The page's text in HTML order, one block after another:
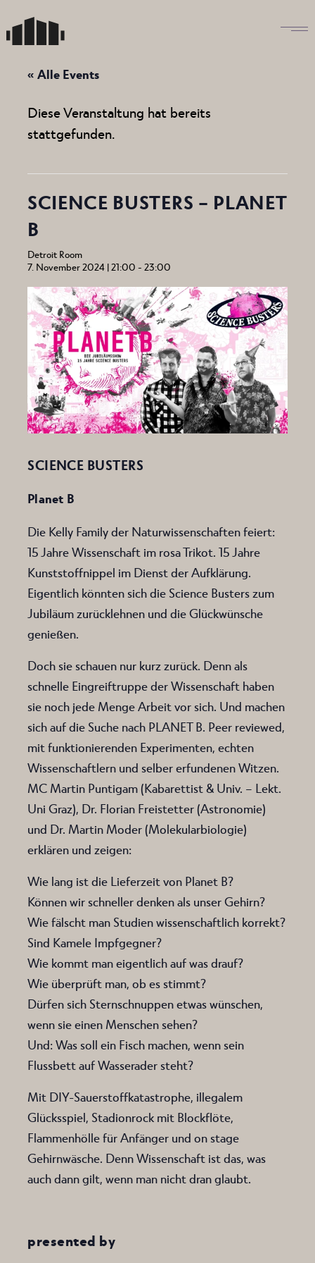
to
the
« Alle Events
Diese Veranstaltung hat bereits
stattgefunden.
SCIENCE BUSTERS – PLANET
B
Detroit Room
7. November 2024 | 21:00 -23:00
SCIENCE BUSTERS
Planet B
Die Kelly Family der Naturwissenschaften feiert:
15 Jahre Wissenschaft im rosa Trikot. 15 Jahre
Kunststoffnippel im Dienst der Aufklärung.
Eigentlich könnten sich die Science Busters zum
Jubiläum zurücklehnen und die Glückwünsche
genießen.
Doch sie schauen nur kurz zurück. Denn als
schnelle Eingreiftruppe der Wissenschaft haben
sie noch jede Menge Arbeit vor sich. Und machen
sich auf die Suche nach PLANET B. Peer reviewed,
mit funktionierenden Experimenten, echten
Wissenschaftlern und selber erfundenen Witzen.
MC Martin Puntigam (Kabarettist & Univ. – Lekt.
Uni Graz), Dr. Florian Freistetter (Astronomie)
und Dr. Martin Moder (Molekularbiologie)
erklären und zeigen:
Wie lang ist die Lieferzeit von Planet B?
Können wir schneller denken als unser Gehirn?
Wie fälscht man Studien wissenschaftlich korrekt?
Sind Kamele Impfgegner?
Wie kommt man eigentlich auf was drauf?
Wie überprüft man, ob es stimmt?
Dürfen sich Sternschnuppen etwas wünschen,
wenn sie einen Menschen sehen?
Und: Was soll ein Fisch machen, wenn sein
Flussbett auf Wasserader steht?
Mit DIY-Sauerstoffkatastrophe, illegalem
Glücksspiel, Stadionrock mit Blockflöte,
Flammenhölle für Anfänger und on stage
Gehirnwäsche. Denn Wissenschaft ist das, was
auch dann gilt, wenn man nicht dran glaubt.
presented by